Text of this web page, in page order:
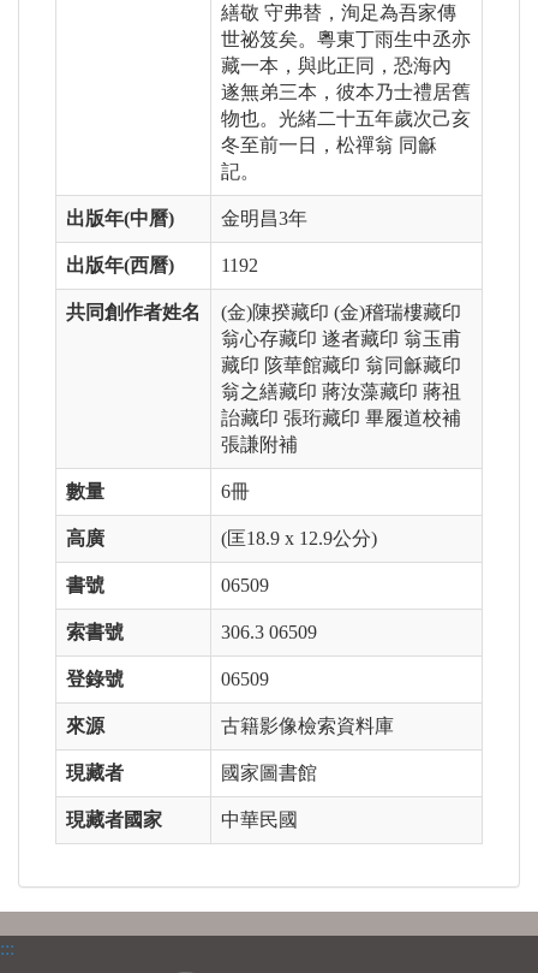
繕敬 守弗替，洵足為吾家傳
世祕笈矣。粵東丁雨生中丞亦
藏一本，與此正同，恐海內
遂無弟三本，彼本乃士禮居舊
物也。光緒二十五年歲次己亥
冬至前一日，松禪翁 同龢
記。
出版年(中曆) 金明昌3年
出版年(西曆) 1192
共同創作者姓名
(金)陳揆藏印 (金)稽瑞樓藏印
翁心存藏印 遂者藏印 翁玉甫
藏印 陔華館藏印 翁同龢藏印
翁之繕藏印 蔣汝藻藏印 蔣祖
詒藏印 張珩藏印 畢履道校補
張謙附補
數量 6冊
高廣 (匡18.9 x 12.9公分)
書號 06509
索書號 306.3 06509
登錄號 06509
來源 古籍影像檢索資料庫
現藏者 國家圖書館
現藏者國家 中華民國
:::